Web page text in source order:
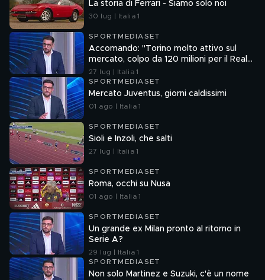
La storia di Ferrari - Siamo solo noi
30 lug | Italia 1
SPORTMEDIASET
Accomando: "Torino molto attivo sul
mercato, colpo da 120 milioni per il Real
Madrid"
27 lug | Italia 1
SPORTMEDIASET
Mercato Juventus, giorni caldissimi
01 ago | Italia 1
SPORTMEDIASET
Sioli e Inzoli, che salti
27 lug | Italia 1
SPORTMEDIASET
Roma, occhi su Nusa
01 ago | Italia 1
SPORTMEDIASET
Un grande ex Milan pronto al ritorno in
Serie A?
29 lug | Italia 1
SPORTMEDIASET
Non solo Martinez e Suzuki, c'è un nome